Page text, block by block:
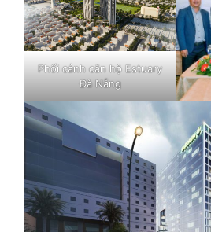
Phối cảnh căn hộ Estuary
Đà Nẵng